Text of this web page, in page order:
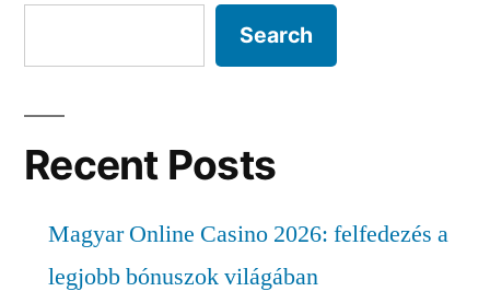
Search
Recent Posts
Magyar Online Casino 2026: felfedezés a
legjobb bónuszok világában